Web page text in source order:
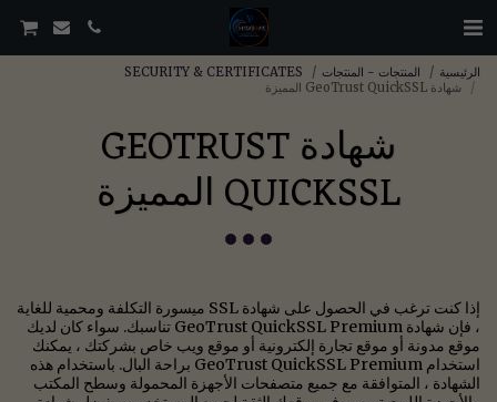
الرئيسية المنتجات - المنتجات
SECURITY & CERTIFICATES
شهادة GeoTrust QuickSSL المميزة
شهادة GEOTRUST
QUICKSSL المميزة
إذا كنت ترغب في الحصول على شهادة SSL ميسورة التكلفة ومحمية للغاية
، فإن شهادة GeoTrust QuickSSL Premium تناسبك. سواء كان لديك
موقع مدونة أو موقع تجارة إلكترونية أو موقع ويب خاص بشركتك ، يمكنك
استخدام GeoTrust QuickSSL Premium براحة البال. باستخدام هذه
الشهادة ، المتوافقة مع جميع متصفحات الأجهزة المحمولة وسطح المكتب